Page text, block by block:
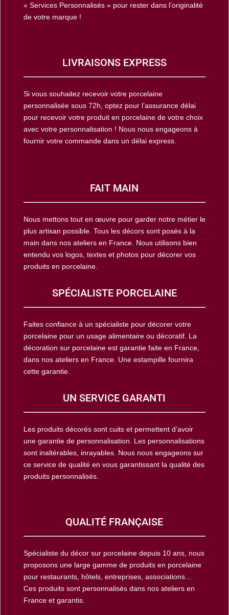
« Services Personnalisés » pour rester dans l’originalité
de votre marque !
LIVRAISONS EXPRESS
Si vous souhaitez recevoir votre porcelaine
personnalisée sous 72h, optez pour l’assurance délai
pour recevoir votre produit en porcelaine de votre choix
avec votre personnalisation ! Nous nous engageons à
fournir votre commande dans un délai express.
FAIT MAIN
Nous mettons tout en œuvre pour garder notre métier le
plus artisan possible. Tous les décors sont posés à la
main dans nos ateliers en France. Nous utilisons bien
entendu vos logos, textes et photos pour décorer vos
produits en porcelaine.
SPÉCIALISTE PORCELAINE
Faites confiance à un spécialiste pour décorer votre
porcelaine pour un usage alimentaire ou décoratif. La
décoration sur porcelaine est garantie faite en France,
dans nos ateliers en France. Une estampille fournira
cette garantie.
UN SERVICE GARANTI
Les produits décorés sont cuits et permettent d’avoir
une garantie de personnalisation. Les personnalisations
sont inaltérables, inrayables. Nous nous engageons sur
ce service de qualité en vous garantissant la qualité des
produits personnalisés.
QUALITÉ FRANÇAISE
Spécialiste du décor sur porcelaine depuis 10 ans, nous
proposons une large gamme de produits en porcelaine
pour restaurants, hôtels, entreprises, associations…
Ces produits sont personnalisés dans nos ateliers en
France et garantis.